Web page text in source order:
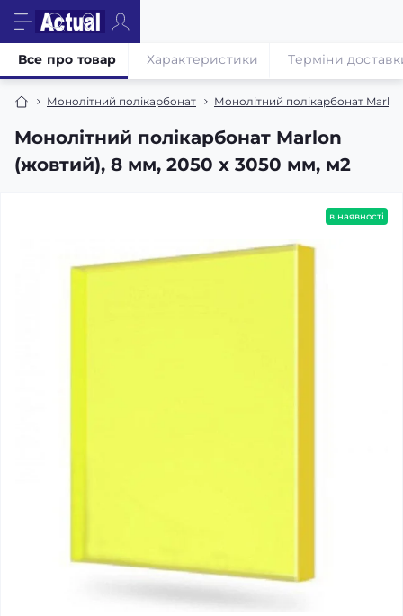
Монолітний полікарбонат Монолітний полікарбонат Marlon
Монолітний полікарбонат Marlon
(жовтий), 8 мм, 2050 х 3050 мм, м2
Все про товар Характеристики Терміни
в наявності